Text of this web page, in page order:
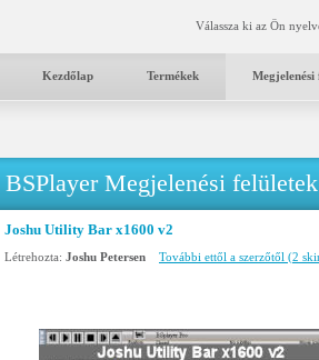
Válassza ki az Ön
Kezdőlap Termékek Megjelenési
BSPlayer Megjelenési
Joshu Utility Bar x1600 v2
Létrehozta: Joshu Petersen További ettől a szerzőtől (2